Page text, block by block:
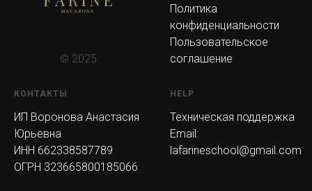
© 2025
Политика
конфиденциальности
Пользовательское
соглашение
КОНТАКТЫ
ИП Воронова Анастасия
Юрьевна
ИНН 662338587789
ОГРН 323665800185066
HELP
Техническая поддержка
Email:
lafarineschool@gmail.com